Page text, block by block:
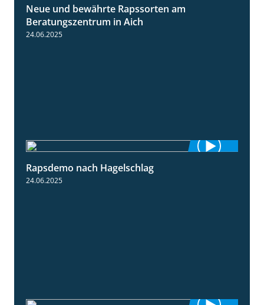
Neue und bewährte Rapssorten am
Beratungszentrum in Aich
24.06.2025
Rapsdemo nach Hagelschlag
24.06.2025